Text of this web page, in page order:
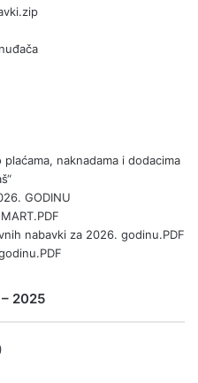
plaćama, naknadama i dodacima
GODINU
nabavki za 2026. godinu.PDF
2025